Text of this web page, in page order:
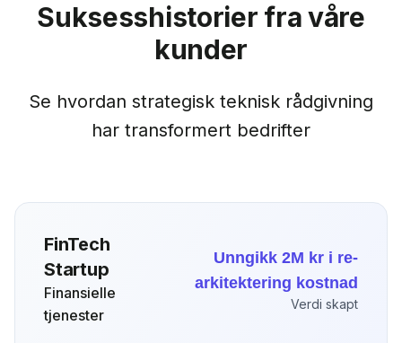
Suksesshistorier fra våre
kunder
Se hvordan strategisk teknisk rådgivning
har transformert bedrifter
FinTech
Startup
Finansielle
tjenester
Unngikk 2M kr i re-
arkitektering kostnad
Verdi skapt